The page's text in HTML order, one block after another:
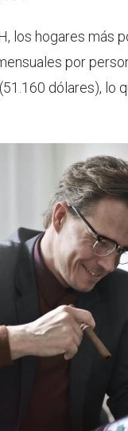
los hogares más
por
dólares), lo